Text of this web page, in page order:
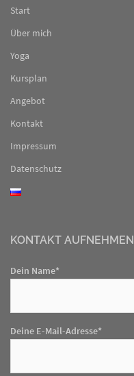
Start
Über mich
Yoga
Kursplan
Angebot
Kontakt
Impressum
Datenschutz
KONTAKT AUFNEHMEN
Dein Name*
Deine E-Mail-Adresse*